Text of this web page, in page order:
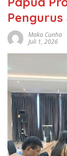
Pengurus
Maka Cunha
Juli 1, 2026